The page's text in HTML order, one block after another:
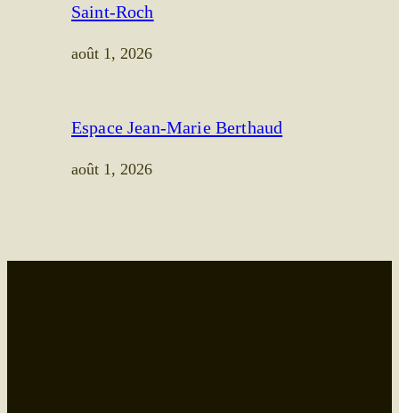
Saint-Roch
août 1, 2026
Espace Jean-Marie Berthaud
août 1, 2026